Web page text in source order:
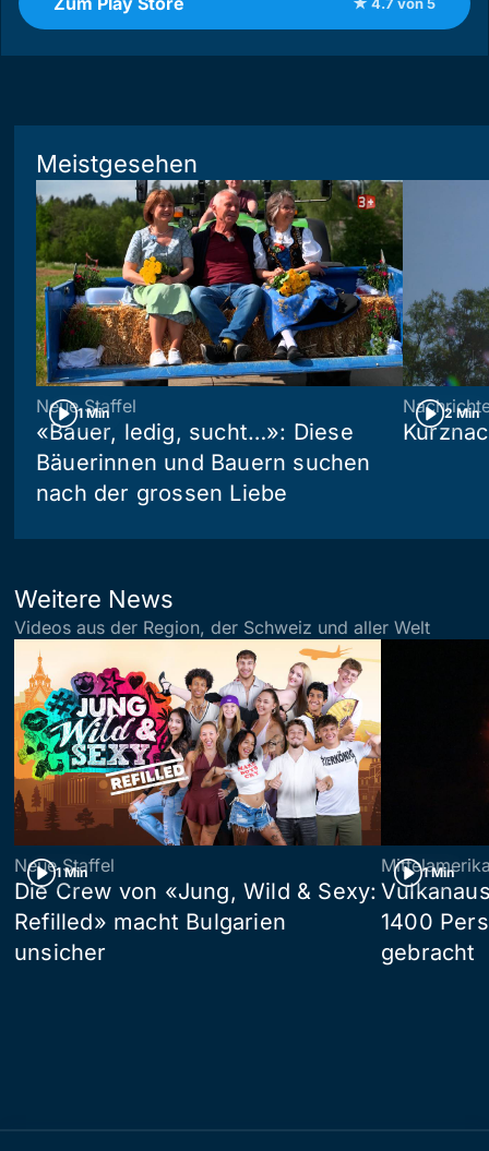
Meistgesehen
1 Min
Neue Staffel
«Bauer, ledig, sucht…»: Diese
Bäuerinnen und Bauern suchen
nach der grossen Liebe
2 Min
Weitere News
Videos aus der Region, der Schweiz und aller Welt
1 Min
Neue Staffel
Die Crew von «Jung, Wild & Sexy:
Refilled» macht Bulgarien
unsicher
1 Min
1400
gebracht